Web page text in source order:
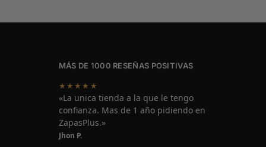
MÁS DE 1000 RESEÑAS POSITIVAS
★★★★★
«La unica tienda a la que le tengo
confianza. Mas de 1 año pidiendo en
ZapasPlus.»
Jhon P.